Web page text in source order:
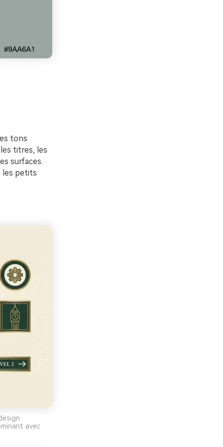
tons
titres, les
surfaces.
les petits
avec